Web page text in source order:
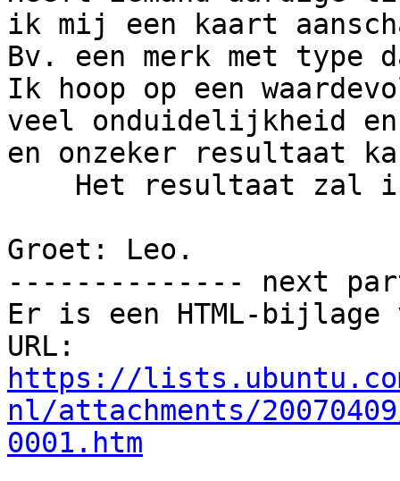
ik mij een kaart
Bv. een merk met
Ik hoop op een
veel onduidelijkheid
en onzeker resultaat
Groet: Leo.
-------------- next
Er is een HTML-
https://
nl/attachments/
0001.htm